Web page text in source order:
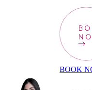
BOOK